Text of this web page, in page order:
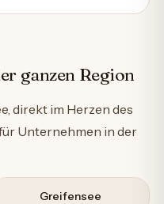
ganzen Region
direkt im Herzen des
Unternehmen in der
Greifensee